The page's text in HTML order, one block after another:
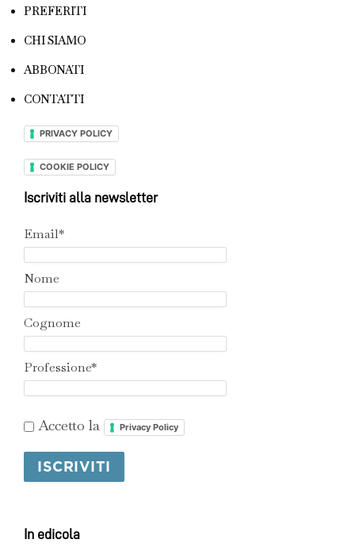
PREFERITI
CHI SIAMO
ABBONATI
CONTATTI
PRIVACY POLICY
COOKIE POLICY
Iscriviti alla newsletter
Email*
Nome
Cognome
Professione*
Accetto la Privacy Policy
In edicola